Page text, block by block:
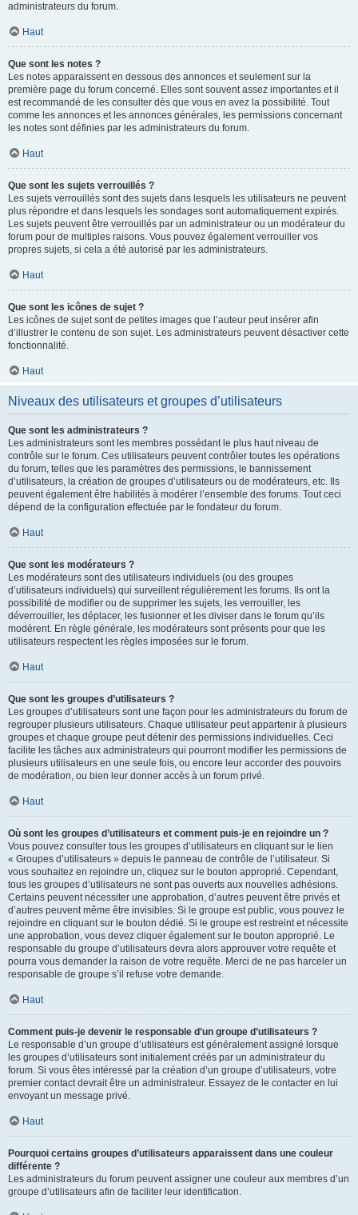
administrateurs du forum.
Haut
Que sont les notes ?
Les notes apparaissent en dessous des annonces et seulement sur la
première page du forum concerné. Elles sont souvent assez importantes et il
est recommandé de les consulter dès que vous en avez la possibilité. Tout
comme les annonces et les annonces générales, les permissions concernant
les notes sont définies par les administrateurs du forum.
Haut
Que sont les sujets verrouillés ?
Les sujets verrouillés sont des sujets dans lesquels les utilisateurs ne peuvent
plus répondre et dans lesquels les sondages sont automatiquement expirés.
Les sujets peuvent être verrouillés par un administrateur ou un modérateur du
forum pour de multiples raisons. Vous pouvez également verrouiller vos
propres sujets, si cela a été autorisé par les administrateurs.
Haut
Que sont les icônes de sujet ?
Les icônes de sujet sont de petites images que l’auteur peut insérer afin
d’illustrer le contenu de son sujet. Les administrateurs peuvent désactiver cette
fonctionnalité.
Haut
Niveaux des utilisateurs et groupes d’utilisateurs
Que sont les administrateurs ?
Les administrateurs sont les membres possédant le plus haut niveau de
contrôle sur le forum. Ces utilisateurs peuvent contrôler toutes les opérations
du forum, telles que les paramètres des permissions, le bannissement
d’utilisateurs, la création de groupes d’utilisateurs ou de modérateurs, etc. Ils
peuvent également être habilités à modérer l’ensemble des forums. Tout ceci
dépend de la configuration effectuée par le fondateur du forum.
Haut
Que sont les modérateurs ?
Les modérateurs sont des utilisateurs individuels (ou des groupes
d’utilisateurs individuels) qui surveillent régulièrement les forums. Ils ont la
possibilité de modifier ou de supprimer les sujets, les verrouiller, les
déverrouiller, les déplacer, les fusionner et les diviser dans le forum qu’ils
modèrent. En règle générale, les modérateurs sont présents pour que les
utilisateurs respectent les règles imposées sur le forum.
Haut
Que sont les groupes d’utilisateurs ?
Les groupes d’utilisateurs sont une façon pour les administrateurs du forum de
regrouper plusieurs utilisateurs. Chaque utilisateur peut appartenir à plusieurs
groupes et chaque groupe peut détenir des permissions individuelles. Ceci
facilite les tâches aux administrateurs qui pourront modifier les permissions de
plusieurs utilisateurs en une seule fois, ou encore leur accorder des pouvoirs
de modération, ou bien leur donner accès à un forum privé.
Haut
Où sont les groupes d’utilisateurs et comment puis-je en rejoindre un ?
Vous pouvez consulter tous les groupes d’utilisateurs en cliquant sur le lien
« Groupes d’utilisateurs » depuis le panneau de contrôle de l’utilisateur. Si
vous souhaitez en rejoindre un, cliquez sur le bouton approprié. Cependant,
tous les groupes d’utilisateurs ne sont pas ouverts aux nouvelles adhésions.
Certains peuvent nécessiter une approbation, d’autres peuvent être privés et
d’autres peuvent même être invisibles. Si le groupe est public, vous pouvez le
rejoindre en cliquant sur le bouton dédié. Si le groupe est restreint et nécessite
une approbation, vous devez cliquer également sur le bouton approprié. Le
responsable du groupe d’utilisateurs devra alors approuver votre requête et
pourra vous demander la raison de votre requête. Merci de ne pas harceler un
responsable de groupe s’il refuse votre demande.
Haut
Comment puis-je devenir le responsable d’un groupe d’utilisateurs ?
Le responsable d’un groupe d’utilisateurs est généralement assigné lorsque
les groupes d’utilisateurs sont initialement créés par un administrateur du
forum. Si vous êtes intéressé par la création d’un groupe d’utilisateurs, votre
premier contact devrait être un administrateur. Essayez de le contacter en lui
envoyant un message privé.
Haut
Pourquoi certains groupes d’utilisateurs apparaissent dans une couleur
différente ?
Les administrateurs du forum peuvent assigner une couleur aux membres d’un
groupe d’utilisateurs afin de faciliter leur identification.